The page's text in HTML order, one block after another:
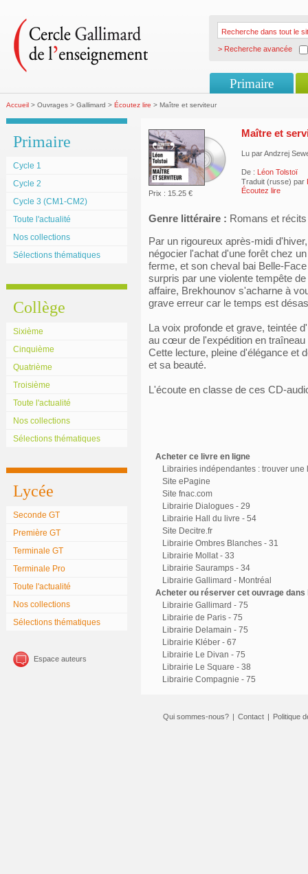
> Recherche avancée
Primaire
Accueil > Ouvrages > Gallimard > Écoutez lire > Maître et serviteur
Primaire
Cycle 1
Cycle 2
Cycle 3 (CM1-CM2)
Toute l'actualité
Nos collections
Sélections thématiques
Collège
Sixième
Cinquième
Quatrième
Troisième
Toute l'actualité
Nos collections
Sélections thématiques
Lycée
Seconde GT
Première GT
Terminale GT
Terminale Pro
Toute l'actualité
Nos collections
Sélections thématiques
Espace auteurs
Prix : 15.25 €
Maître et
Lu par Andzrej
De : Léon Tolstoï
Traduit (russe) par
Écoutez lire
Genre littéraire : Romans et récits
Par un rigoureux après-midi
négocier l'achat d'une forêt chez
ferme, et son cheval bai Belle-
surpris par une violente tempête
affaire, Brekhounov s'acharne à
grave erreur car le temps est
La voix profonde et grave, teintée
au cœur de l'expédition en
Cette lecture, pleine d'élégance et
et sa beauté.
L'écoute en classe de ces CD-
Acheter ce livre en ligne
Librairies indépendantes : trouver une
Site ePagine
Site fnac.com
Librairie Dialogues - 29
Librairie Hall du livre - 54
Site Decitre.fr
Librairie Ombres Blanches - 31
Librairie Mollat - 33
Librairie Sauramps - 34
Librairie Gallimard - Montréal
Acheter ou réserver cet ouvrage
Librairie Gallimard - 75
Librairie de Paris - 75
Librairie Delamain - 75
Librairie Kléber - 67
Librairie Le Divan - 75
Librairie Le Square - 38
Librairie Compagnie - 75
Qui sommes-nous? | Contact | Politique